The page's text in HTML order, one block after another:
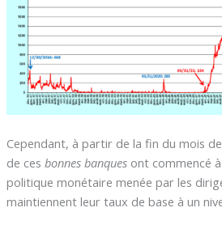
Cependant, à partir de la fin du mois
de ces bonnes banquesont commencé à
politique monétaire menée par les
maintiennent leur taux de base à un